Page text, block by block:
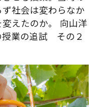
社会は変わらなか
えたのか。 向山洋
授業の追試 その２